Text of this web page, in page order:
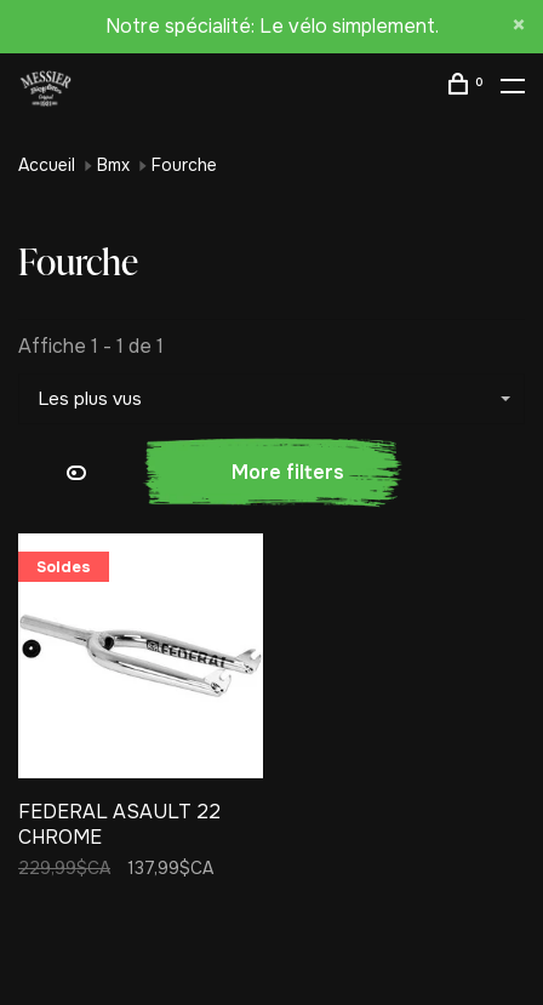
Notre spécialité: Le vélo simplement.
0
Accueil Bmx Fourche
Fourche
Affiche 1 - 1 de 1
Les plus vus
More filters
Soldes
FEDERAL ASAULT 22
CHROME
229,99$CA 137,99$CA